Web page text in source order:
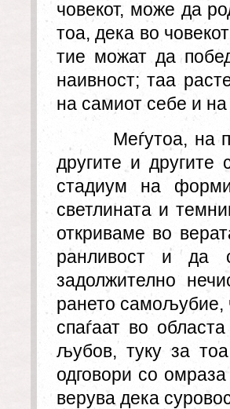
човекот, може да
тоа, дека во
тие можат да
наивност; таа
на самиот себе и
Меѓутоа, на
другите и
стадиум на
светлината и
откриваме во
ранливост и да
задолжително
рането самољубие,
спаѓаат во
љубов, туку за
одговори со
верува дека